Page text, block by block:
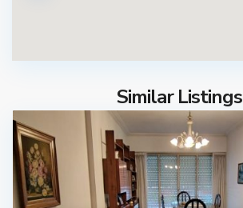
Similar Listings